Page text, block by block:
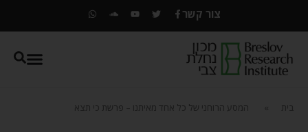
צור קשר
בית המסע הרוחני של כל אחד מאיתנו – פרשת כי תצא